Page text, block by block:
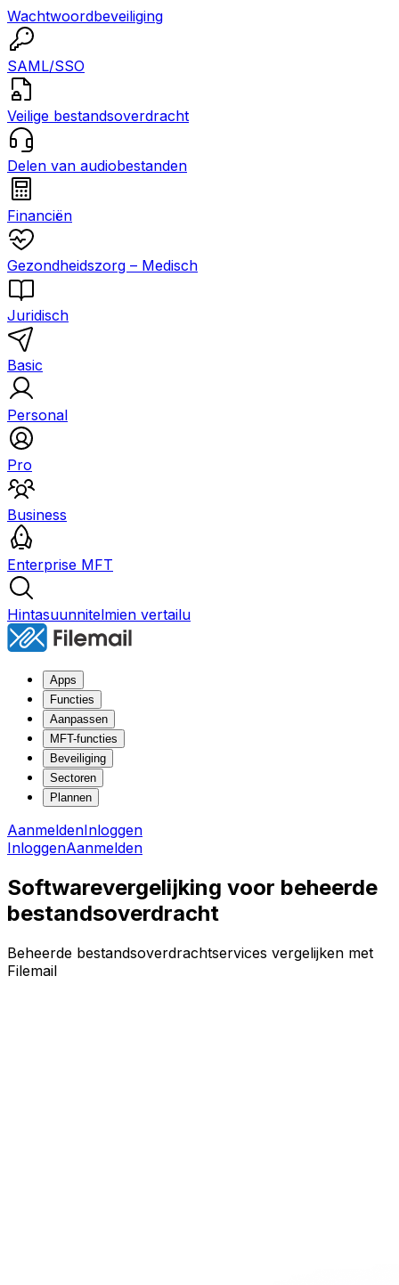
Wachtwoordbeveiliging
SAML/SSO
Veilige bestandsoverdracht
Delen van audiobestanden
Financiën
Gezondheidszorg – Medisch
Juridisch
Basic
Personal
Pro
Business
Enterprise MFT
Hintasuunnitelmien vertailu
Apps
Functies
Aanpassen
MFT-functies
Beveiliging
Sectoren
Plannen
AanmeldenInloggen
InloggenAanmelden
Softwarevergelijking voor beheerde
bestandsoverdracht
Beheerde bestandsoverdrachtservices vergelijken met
Filemail